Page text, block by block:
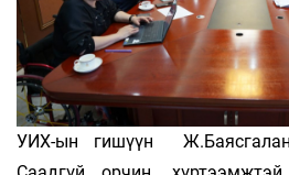
УИХ-ын гишүүн